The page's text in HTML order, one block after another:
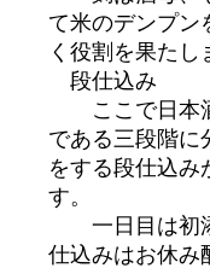
て米のデンプン
く役割を果たし
段仕込み
ここで日本
である三段階に
をする段仕込み
す。
一日目は初
仕込みはお休み